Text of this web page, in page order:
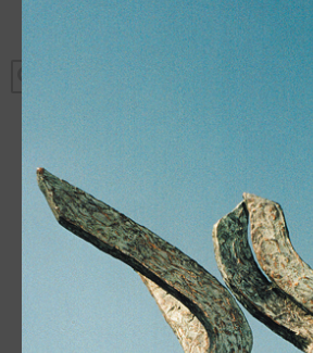
Bronze Taler
Poesie Taler
Tonplastiken
Radierungen